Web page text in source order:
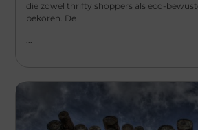
die zowel thrifty shoppers als eco-
bekoren. De
...